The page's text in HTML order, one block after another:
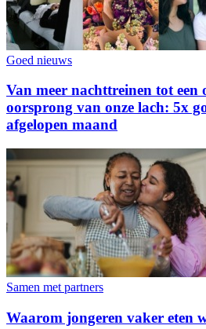
Goed nieuws
Van meer nachttreinen tot
oorsprong van onze lach: 5x
afgelopen maand
Samen met partners
Waarom jongeren vaker eten